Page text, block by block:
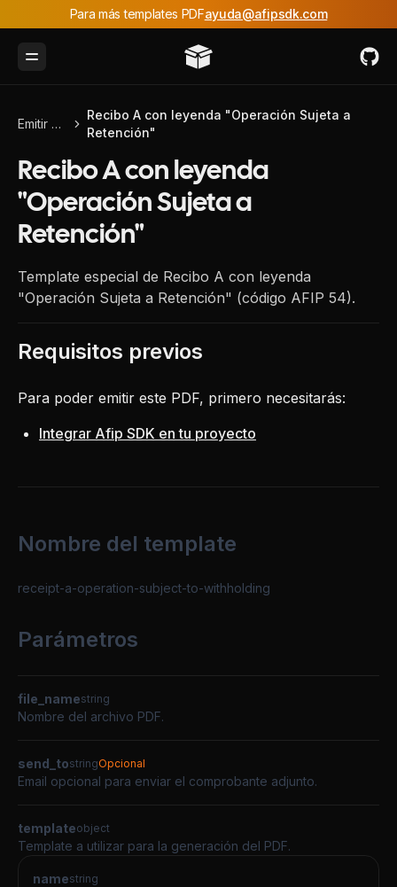
Para más templates PDFayuda@afipsdk.com
Toggle Menu
Emitir PDF
Recibo A con leyenda "Operación Sujeta a
Retención"
Recibo A con leyenda
"Operación Sujeta a
Retención"
Template especial de Recibo A con leyenda
"Operación Sujeta a Retención" (código AFIP 54).
Requisitos previos
Para poder emitir este PDF, primero necesitarás:
Integrar Afip SDK en tu proyecto
Nombre del template
receipt-a-operation-subject-to-withholding
Parámetros
file_namestring
Nombre del archivo PDF.
send_tostringOpcional
Email opcional para enviar el comprobante adjunto.
templateobject
Template a utilizar para la generación del PDF.
namestring